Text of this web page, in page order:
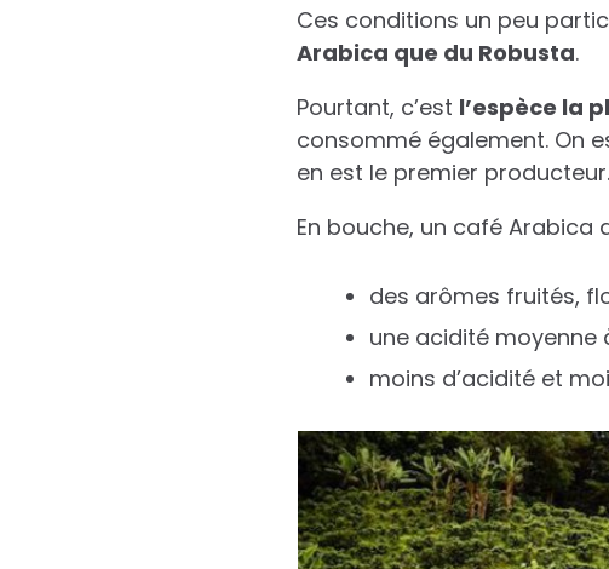
Ces conditions un peu
Arabica que du Robusta.
Pourtant, c’est l’espèce la
consommé également. On
en est le premier producteur.
En bouche, un café Arabica
des arômes fruités,
une acidité moyenne
moins d’acidité et